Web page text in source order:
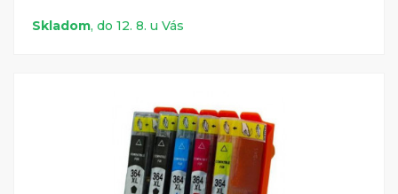
Skladom, do 12. 8. u Vás